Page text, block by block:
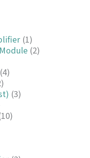
(1)
(2)
(4)
(3)